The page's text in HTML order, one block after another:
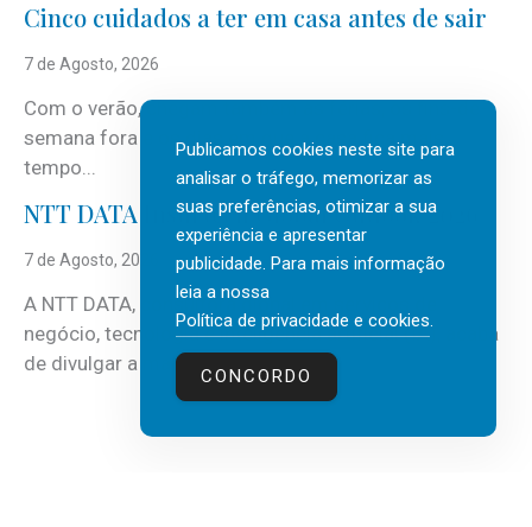
Cinco cuidados a ter em casa antes de sair
7 de Agosto, 2026
Com o verão, chegam também as férias, os fins-de-
semana fora e os dias em que a casa fica mais
tempo...
NTT DATA Insurtech Global Outlook 2026
7 de Agosto, 2026
A NTT DATA, consultora global em serviços de
negócio, tecnologia e inteligência artificial (IA), acaba
de divulgar a mais recente...
Publicamos cookies neste site para
analisar o tráfego, memorizar as
suas preferências, otimizar a sua
experiência e apresentar
publicidade. Para mais informação
leia a nossa
Política de privacidade e cookies.
CONCORDO